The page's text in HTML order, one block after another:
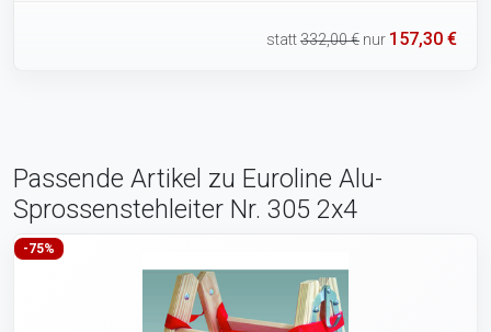
statt332,00 € nur 157,30 €
Passende Artikel zu Euroline Alu-
Sprossenstehleiter Nr. 305 2x4
-75%